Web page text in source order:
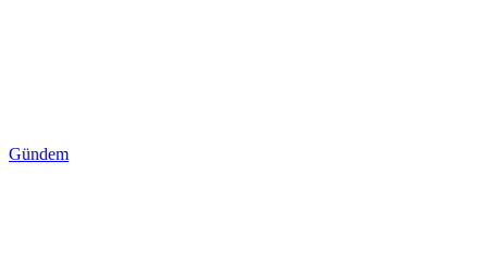
Gündem